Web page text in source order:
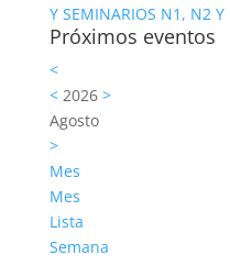
Y SEMINARIOS N1, N2 Y
Próximos eventos
<
<2026 >
Agosto
>
Mes
Mes
Lista
Semana